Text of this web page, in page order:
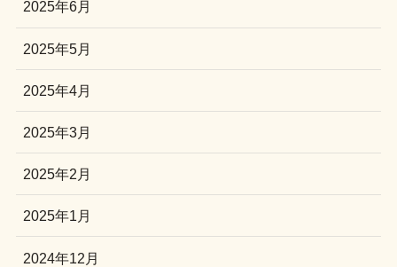
2025年6月
2025年5月
2025年4月
2025年3月
2025年2月
2025年1月
2024年12月